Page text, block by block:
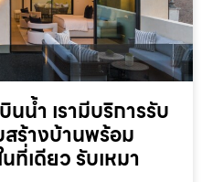
น้ำ เรามีบริการรับ
สร้างบ้านพร้อม
ที่เดียว รับเหมา